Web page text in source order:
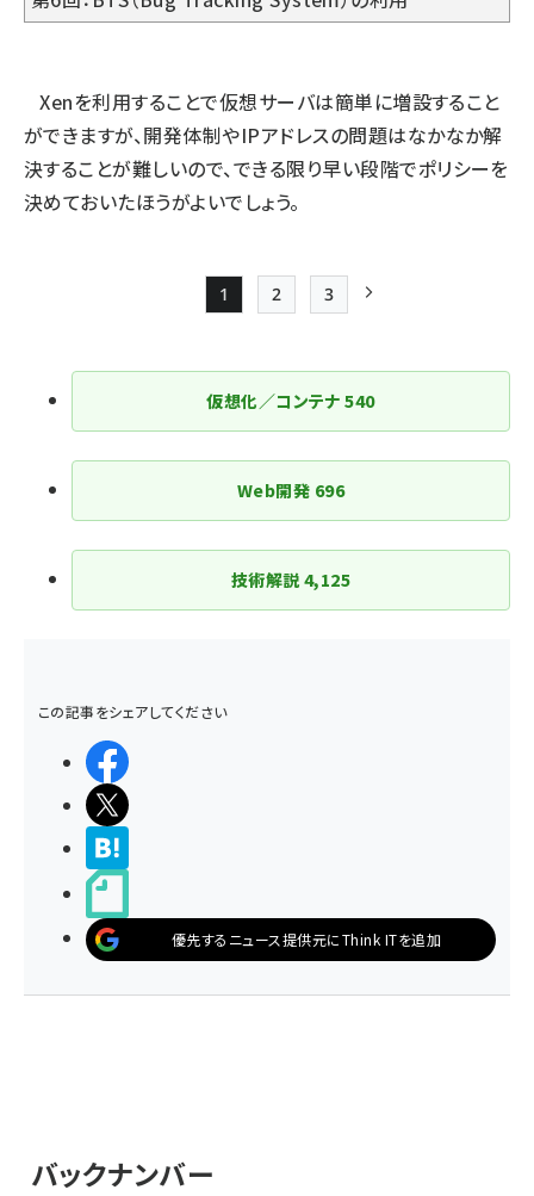
Xenを利用することで仮想サーバは簡単に増設すること
ができますが、開発体制やIPアドレスの問題はなかなか解
決することが難しいので、できる限り早い段階でポリシーを
決めておいたほうがよいでしょう。
ジ
送
り
Page
1
Page
2
Page
3
仮想化／コンテナ540
Web開発 696
技術解説 4,125
この記事をシェアしてください
優先するニュース提供元にThink ITを追加
バックナンバー